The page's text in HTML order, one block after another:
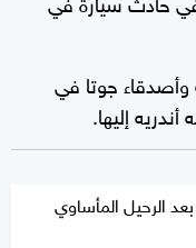
وأصدقاء جوتا في
إليها.
الرحيل المأساوي